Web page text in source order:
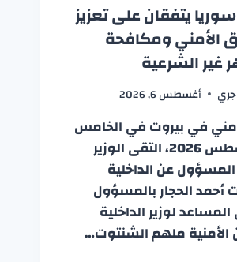
يتفقان على تعزيز
الأمني ومكافحة
غير الشرعية
أغسطس 6, 2026
في بيروت في الخامس
من أغسطس 2026، التقى الوزير
المسؤول عن الداخلية
أحمد الحجار بالمسؤول
لوزير الداخلية
ملهم الشنتوت…